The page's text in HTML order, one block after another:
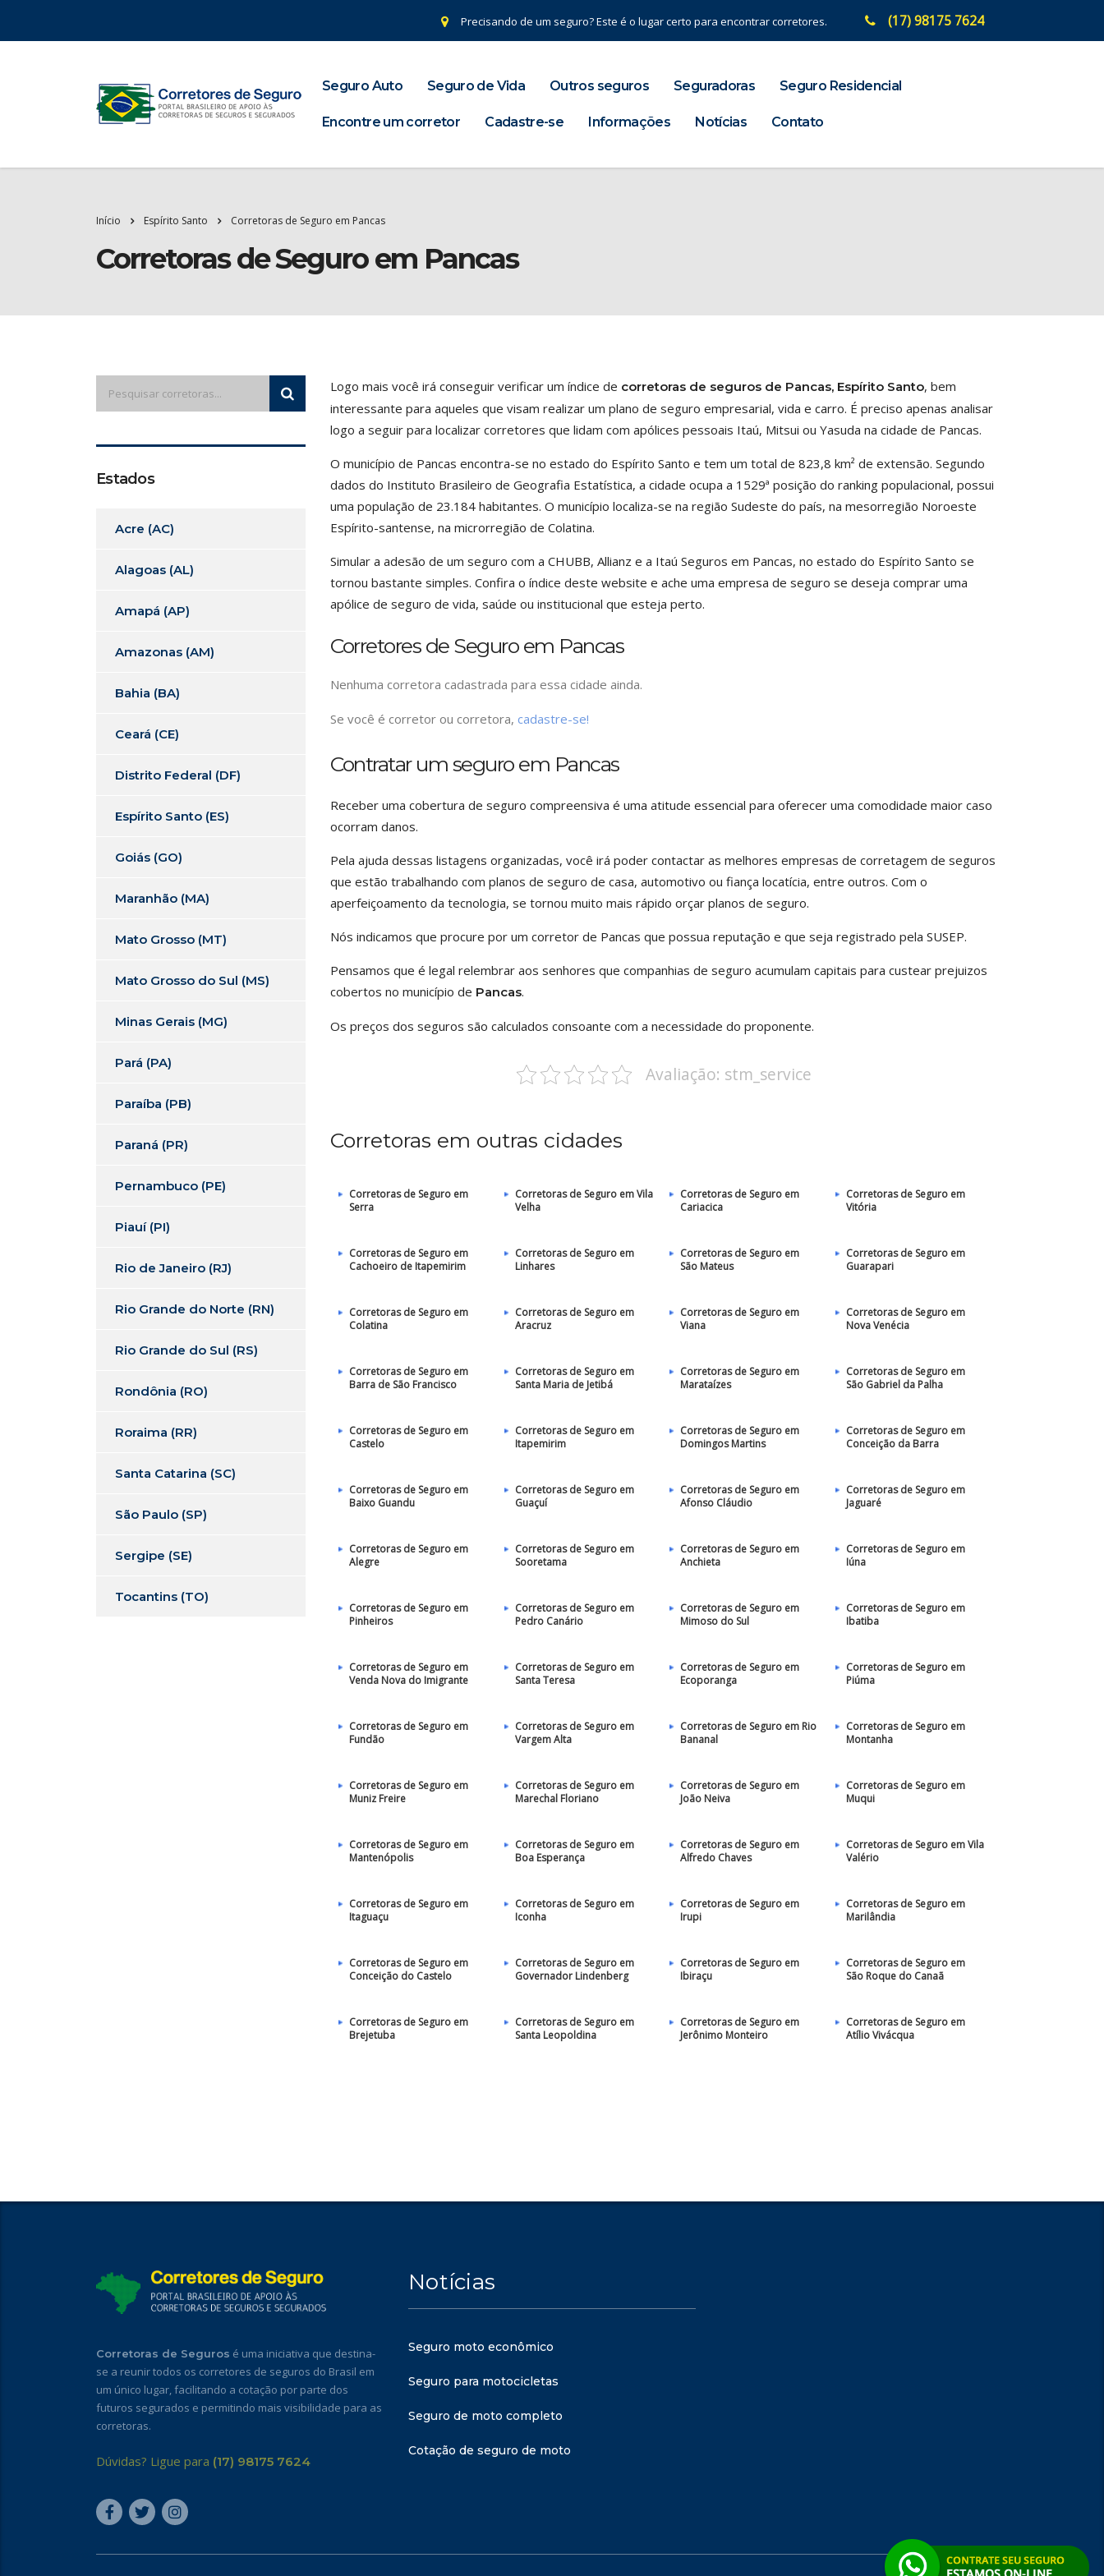
Precisando de um seguro? Este é o lugar certo para encontrar corretores. (17) 98175 7624
Seguro Auto Seguro de Vida Outros seguros Seguradoras Seguro Residencial
Encontre um corretor Cadastre-se Informações Notícias Contato
Início Espírito Santo Corretoras de Seguro em Pancas
Corretoras de Seguro em Pancas
Logo mais você irá conseguir verificar um índice de corretoras de seguros de Pancas, Espírito Santo, bem
interessante para aqueles que visam realizar um plano de seguro empresarial, vida e carro. É preciso apenas analisar
logo a seguir para localizar corretores que lidam com apólices pessoais Itaú, Mitsui ou Yasuda na cidade de Pancas.
O município de Pancas encontra-se no estado do Espírito Santo e tem um total de 823,8 km² de extensão. Segundo
dados do Instituto Brasileiro de Geografia Estatística, a cidade ocupa a 1529ª posição do ranking populacional, possui
uma população de 23.184 habitantes. O município localiza-se na região Sudeste do país, na mesorregião Noroeste
Espírito-santense, na microrregião de Colatina.
Simular a adesão de um seguro com a CHUBB, Allianz e a Itaú Seguros em Pancas, no estado do Espírito Santo se
tornou bastante simples. Confira o índice deste website e ache uma empresa de seguro se deseja comprar uma
apólice de seguro de vida, saúde ou institucional que esteja perto.
Corretores de Seguro em Pancas
Nenhuma corretora cadastrada para essa cidade ainda.
Se você é corretor ou corretora, cadastre-se!
Contratar um seguro em Pancas
Receber uma cobertura de seguro compreensiva é uma atitude essencial para oferecer uma comodidade maior caso
ocorram danos.
Pela ajuda dessas listagens organizadas, você irá poder contactar as melhores empresas de corretagem de seguros
que estão trabalhando com planos de seguro de casa, automotivo ou fiança locatícia, entre outros. Com o
aperfeiçoamento da tecnologia, se tornou muito mais rápido orçar planos de seguro.
Nós indicamos que procure por um corretor de Pancas que possua reputação e que seja registrado pela SUSEP.
Pensamos que é legal relembrar aos senhores que companhias de seguro acumulam capitais para custear prejuizos
cobertos no município de Pancas.
Os preços dos seguros são calculados consoante com a necessidade do proponente.
Avaliação: stm_service
Corretoras em outras cidades
Corretoras de Seguro em
Serra
Corretoras de Seguro em Vila
Velha
Corretoras de Seguro em
Cariacica
Corretoras de Seguro em
Vitória
Corretoras de Seguro em
Cachoeiro de Itapemirim
Corretoras de Seguro em
Linhares
Corretoras de Seguro em
São Mateus
Corretoras de Seguro em
Guarapari
Corretoras de Seguro em
Colatina
Corretoras de Seguro em
Aracruz
Corretoras de Seguro em
Viana
Corretoras de Seguro em
Nova Venécia
Corretoras de Seguro em
Barra de São Francisco
Corretoras de Seguro em
Santa Maria de Jetibá
Corretoras de Seguro em
Marataízes
Corretoras de Seguro em
São Gabriel da Palha
Corretoras de Seguro em
Castelo
Corretoras de Seguro em
Itapemirim
Corretoras de Seguro em
Domingos Martins
Corretoras de Seguro em
Conceição da Barra
Corretoras de Seguro em
Baixo Guandu
Corretoras de Seguro em
Guaçuí
Corretoras de Seguro em
Afonso Cláudio
Corretoras de Seguro em
Jaguaré
Corretoras de Seguro em
Alegre
Corretoras de Seguro em
Sooretama
Corretoras de Seguro em
Anchieta
Corretoras de Seguro em
Iúna
Corretoras de Seguro em
Pinheiros
Corretoras de Seguro em
Pedro Canário
Corretoras de Seguro em
Mimoso do Sul
Corretoras de Seguro em
Ibatiba
Corretoras de Seguro em
Venda Nova do Imigrante
Corretoras de Seguro em
Santa Teresa
Corretoras de Seguro em
Ecoporanga
Corretoras de Seguro em
Piúma
Corretoras de Seguro em
Fundão
Corretoras de Seguro em
Vargem Alta
Corretoras de Seguro em Rio
Bananal
Corretoras de Seguro em
Montanha
Corretoras de Seguro em
Muniz Freire
Corretoras de Seguro em
Marechal Floriano
Corretoras de Seguro em
João Neiva
Corretoras de Seguro em
Muqui
Corretoras de Seguro em
Mantenópolis
Corretoras de Seguro em
Boa Esperança
Corretoras de Seguro em
Alfredo Chaves
Corretoras de Seguro em Vila
Valério
Corretoras de Seguro em
Itaguaçu
Corretoras de Seguro em
Iconha
Corretoras de Seguro em
Irupi
Corretoras de Seguro em
Marilândia
Corretoras de Seguro em
Conceição do Castelo
Corretoras de Seguro em
Governador Lindenberg
Corretoras de Seguro em
Ibiraçu
Corretoras de Seguro em
São Roque do Canaã
Corretoras de Seguro em
Brejetuba
Corretoras de Seguro em
Santa Leopoldina
Corretoras de Seguro em
Jerônimo Monteiro
Corretoras de Seguro em
Atílio Vivácqua
Estados
Acre (AC)
Alagoas (AL)
Amapá (AP)
Amazonas (AM)
Bahia (BA)
Ceará (CE)
Distrito Federal (DF)
Espírito Santo (ES)
Goiás (GO)
Maranhão (MA)
Mato Grosso (MT)
Mato Grosso do Sul (MS)
Minas Gerais (MG)
Pará (PA)
Paraíba (PB)
Paraná (PR)
Pernambuco (PE)
Piauí (PI)
Rio de Janeiro (RJ)
Rio Grande do Norte (RN)
Rio Grande do Sul (RS)
Rondônia (RO)
Roraima (RR)
Santa Catarina (SC)
São Paulo (SP)
Sergipe (SE)
Tocantins (TO)
Corretoras de Seguros é uma iniciativa que destina-
se a reunir todos os corretores de seguros do Brasil em
um único lugar, facilitando a cotação por parte dos
futuros segurados e permitindo mais visibilidade para as
corretoras.
Dúvidas? Ligue para (17) 98175 7624
Notícias
Seguro moto econômico
Seguro para motocicletas
Seguro de moto completo
Cotação de seguro de moto